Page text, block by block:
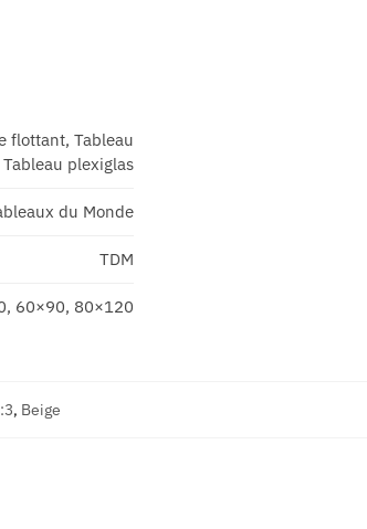
flottant, Tableau
plexiglas
du Monde
TDM
60×90, 80×120
, Beige